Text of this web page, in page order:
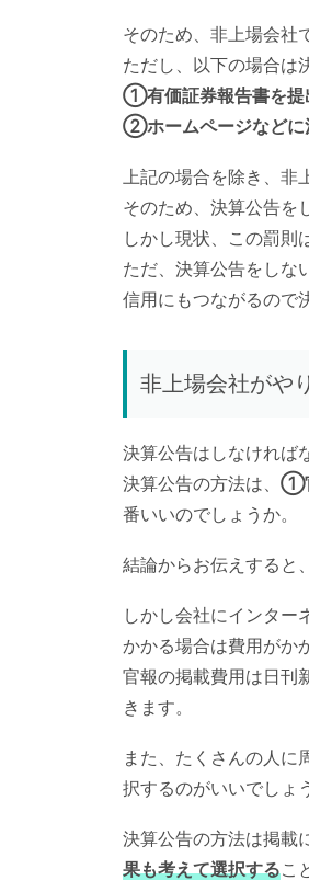
そのため、非上場会社
ただし、以下の場合は
①有価証券報告書を提
②ホームページなどに
上記の場合を除き、非
そのため、決算公告を
しかし現状、この罰則
ただ、決算公告をしな
信用にもつながるので
非上場会社がや
決算公告はしなければ
決算公告の方法は、 ①
番いいのでしょうか。
結論からお伝えすると、
しかし会社にインター
かかる場合は費用がか
官報の掲載費用は日刊
きます。
また、たくさんの人に
択するのがいいでしょ
決算公告の方法は掲載
果も考えて選択するこ